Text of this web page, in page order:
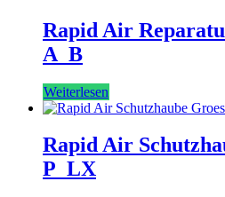
Rapid Air
A_B
Weiterlesen
Rapid Air
P_LX